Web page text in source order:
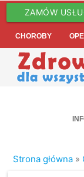
ZAMÓW
CHOROBY
Strona główna »